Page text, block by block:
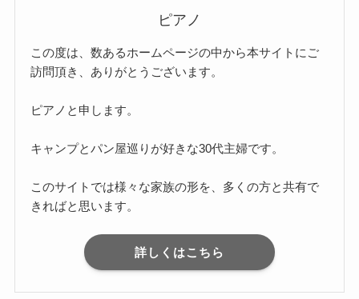
ピアノ
この度は、数あるホームページの中から本サイトにご
訪問頂き、ありがとうございます。
ピアノと申します。
キャンプとパン屋巡りが好きな30代主婦です。
このサイトでは様々な家族の形を、多くの方と共有で
きればと思います。
詳しくはこちら